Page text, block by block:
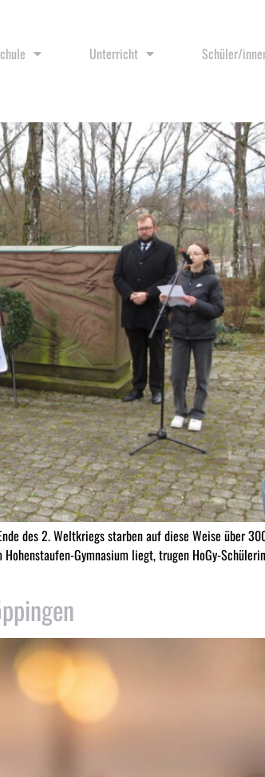
Unterricht Schüler/
des 2. Weltkriegs starben auf diese Weise über
Gymnasium liegt, trugen HoGy-